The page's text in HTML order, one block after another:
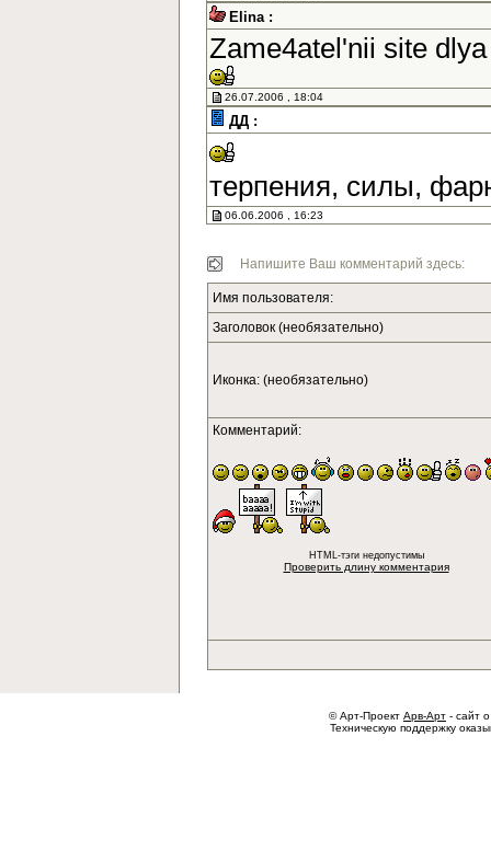
Elina :
Zame4atel'nii site
26.07.2006 , 18:04
ДД :
терпения, силы,
06.06.2006 , 16:23
Напишите Ваш комментарий здесь:
Имя пользователя:
Заголовок (необязательно)
Иконка: (необязательно)
Комментарий:
HTML-тэги недопустимы
Проверить длину комментария
© Арт-Проект Арв-Арт - сайт
Техническую поддержку